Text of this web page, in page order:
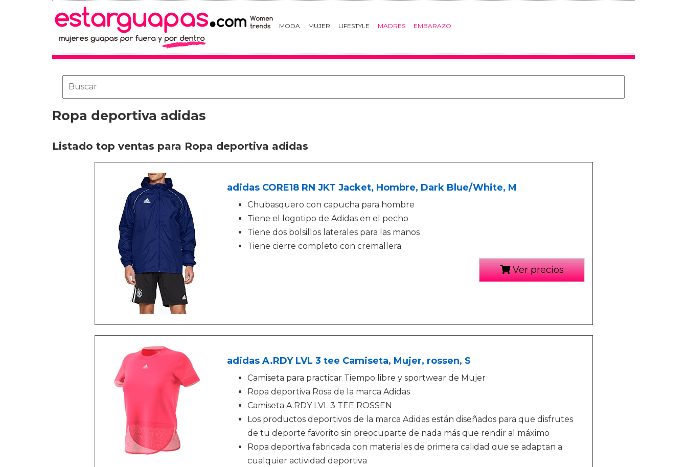
MODA MUJER LIFESTYLE MADRES EMBARAZO
Ropa deportiva adidas
Listado top ventas para Ropa deportiva adidas
adidas CORE18 RN JKT Jacket, Hombre, Dark Blue/White, M
Chubasquero con capucha para hombre
Tiene el logotipo de Adidas en el pecho
Tiene dos bolsillos laterales para las manos
Tiene cierre completo con cremallera
Ver precios
adidas A.RDY LVL 3 tee Camiseta, Mujer, rossen, S
Camiseta para practicar Tiempo libre y sportwear de Mujer
Ropa deportiva Rosa de la marca Adidas
Camiseta A.RDY LVL 3 TEE ROSSEN
Los productos deportivos de la marca Adidas están diseñados para que disfrutes
de tu deporte favorito sin preocuparte de nada más que rendir al máximo
Ropa deportiva fabricada con materiales de primera calidad que se adaptan a
cualquier actividad deportiva